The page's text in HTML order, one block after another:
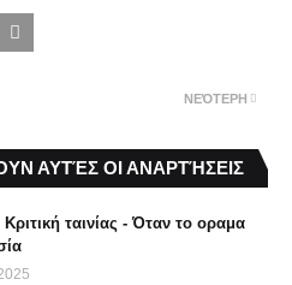
ΝΕΌΤΕΡΗ
ΑΥΤΈΣ ΟΙ ΑΝΑΡΤΉΣΕΙΣ
ταινίας - Όταν το οραμα